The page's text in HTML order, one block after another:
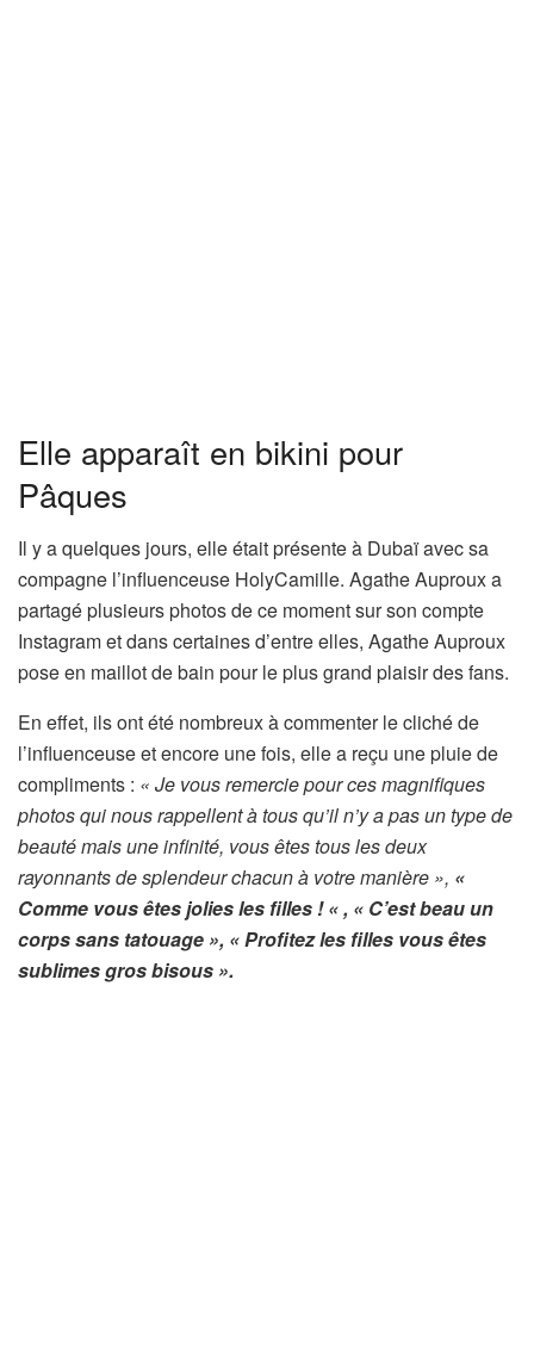
Elle apparaît en bikini pour
Pâques
Il y a quelques jours, elle était présente à Dubaï avec sa
compagne l’influenceuse HolyCamille. Agathe Auproux a
partagé plusieurs photos de ce moment sur son compte
Instagram et dans certaines d’entre elles, Agathe Auproux
pose en maillot de bain pour le plus grand plaisir des fans.
En effet, ils ont été nombreux à commenter le cliché de
l’influenceuse et encore une fois, elle a reçu une pluie de
compliments : « Je vous remercie pour ces magnifiques
photos qui nous rappellent à tous qu’il n’y a pas un type de
beauté mais une infinité, vous êtes tous les deux
rayonnants de splendeur chacun à votre manière », «
Comme vous êtes jolies les filles ! « , « C’est beau un
corps sans tatouage », « Profitez les filles vous êtes
sublimes gros bisous ».